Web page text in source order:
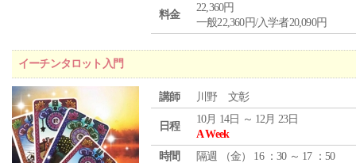
料金
22,360円
一般22,360円/入学者20,090円
イーチンタロット入門
講師 川野 文彰
日程
10月 14日 ～ 12月 23日
A Week
時間
隔週 （金） 16 ：30 ～ 17 ：50